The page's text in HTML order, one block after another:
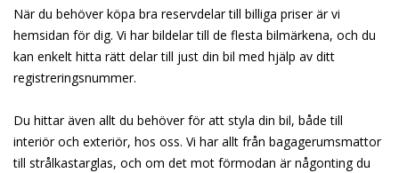
När du behöver köpa bra reservdelar till billiga priser är vi
hemsidan för dig. Vi har bildelar till de flesta bilmärkena, och du
kan enkelt hitta rätt delar till just din bil med hjälp av ditt
registreringsnummer.
Du hittar även allt du behöver för att styla din bil, både till
interiör och exteriör, hos oss. Vi har allt från bagagerumsmattor
till strålkastarglas, och om det mot förmodan är någonting du